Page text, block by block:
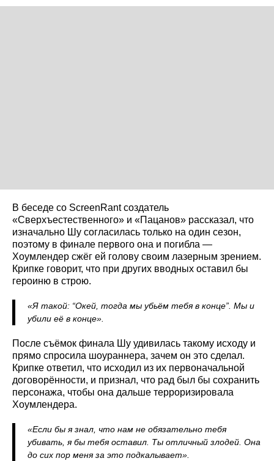
В беседе со ScreenRant создатель
«Сверхъестественного» и «Пацанов» рассказал, что
изначально Шу согласилась только на один сезон,
поэтому в финале первого она и погибла —
Хоумлендер сжёг ей голову своим лазерным зрением.
Крипке говорит, что при других вводных оставил бы
героиню в строю.
«Я такой: “Окей, тогда мы убьём тебя в конце”. Мы и
убили её в конце».
После съёмок финала Шу удивилась такому исходу и
прямо спросила шоураннера, зачем он это сделал.
Крипке ответил, что исходил из их первоначальной
договорённости, и признал, что рад был бы сохранить
персонажа, чтобы она дальше терроризировала
Хоумлендера.
«Если бы я знал, что нам не обязательно тебя
убивать, я бы тебя оставил. Ты отличный злодей. Она
до сих пор меня за это подкалывает».